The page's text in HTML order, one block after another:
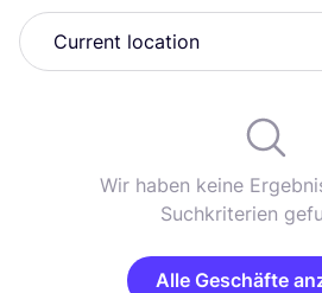
Wir haben keine
Suchkriterien
Alle Geschäfte